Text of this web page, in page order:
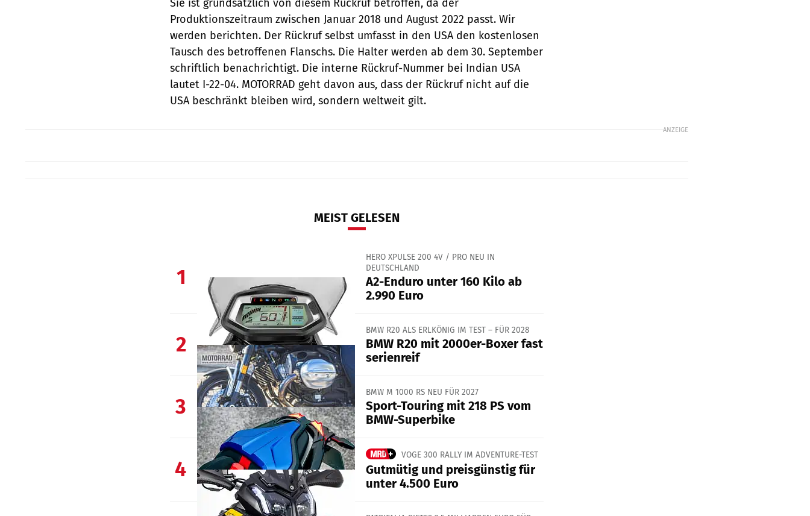
Sie ist grundsätzlich von diesem Rückruf betroffen, da der
Produktionszeitraum zwischen Januar 2018 und August 2022 passt. Wir
werden berichten. Der Rückruf selbst umfasst in den USA den kostenlosen
Tausch des betroffenen Flanschs. Die Halter werden ab dem 30. September
schriftlich benachrichtigt. Die interne Rückruf-Nummer bei Indian USA
lautet I-22-04. MOTORRAD geht davon aus, dass der Rückruf nicht auf die
USA beschränkt bleiben wird, sondern weltweit gilt.
ANZEIGE
MEIST GELESEN
1
HERO XPULSE 200 4V / PRO NEU IN
DEUTSCHLAND
A2-Enduro unter 160 Kilo ab
2.990 Euro
2
BMW R20 ALS ERLKÖNIG IM TEST – FÜR 2028
BMW R20 mit 2000er-Boxer fast
serienreif
3
BMW M 1000 RS NEU FÜR 2027
Sport-Touring mit 218 PS vom
BMW-Superbike
4
VOGE 300 RALLY IM ADVENTURE-TEST
Gutmütig und preisgünstig für
unter 4.500 Euro